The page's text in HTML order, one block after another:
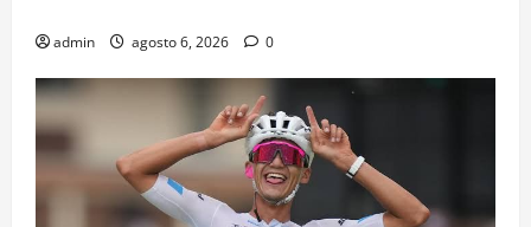
admin agosto 6, 2026 0